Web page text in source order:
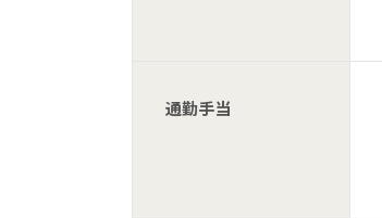
通勤手当